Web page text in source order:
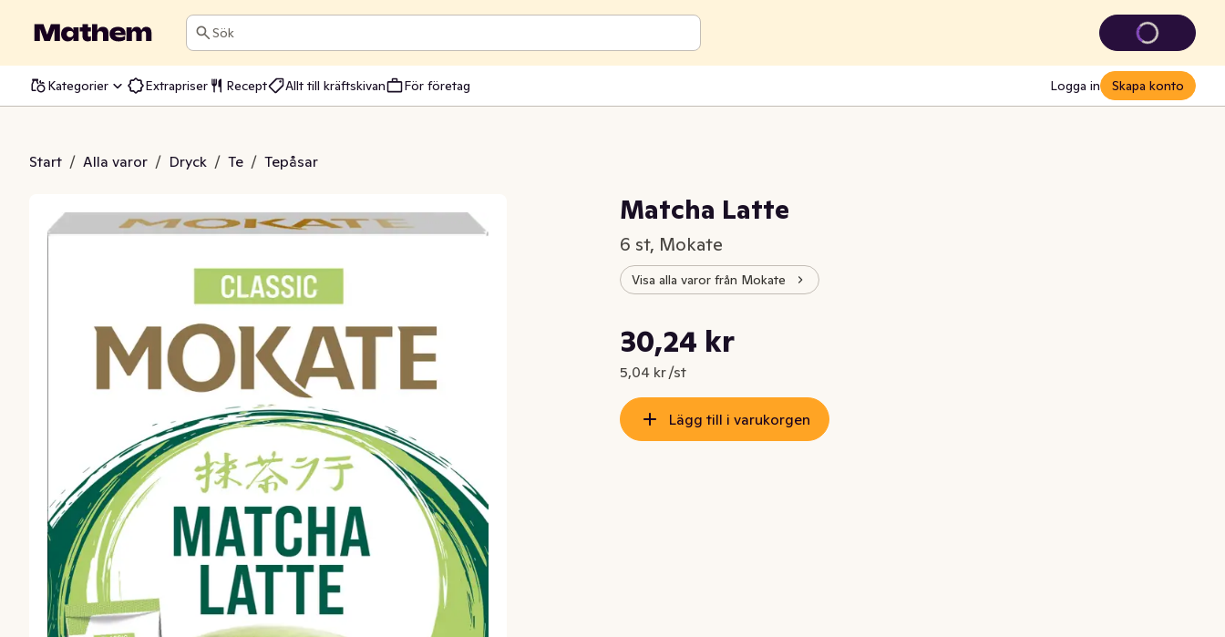
Sök
Kategorier Extrapriser Recept Allt till kräftskivan För företag Logga in Skapa konto
Start / Alla varor / Dryck / Te / Tepåsar
Latte
Matcha Latte
6 st, Mokate
Visa alla varor från Mokate
Nuvarande pris är: 30,24 kr
30,24 kr
5,04 kr /st
Styckpris: 5,04 kr /st
Lägg till i varukorgen